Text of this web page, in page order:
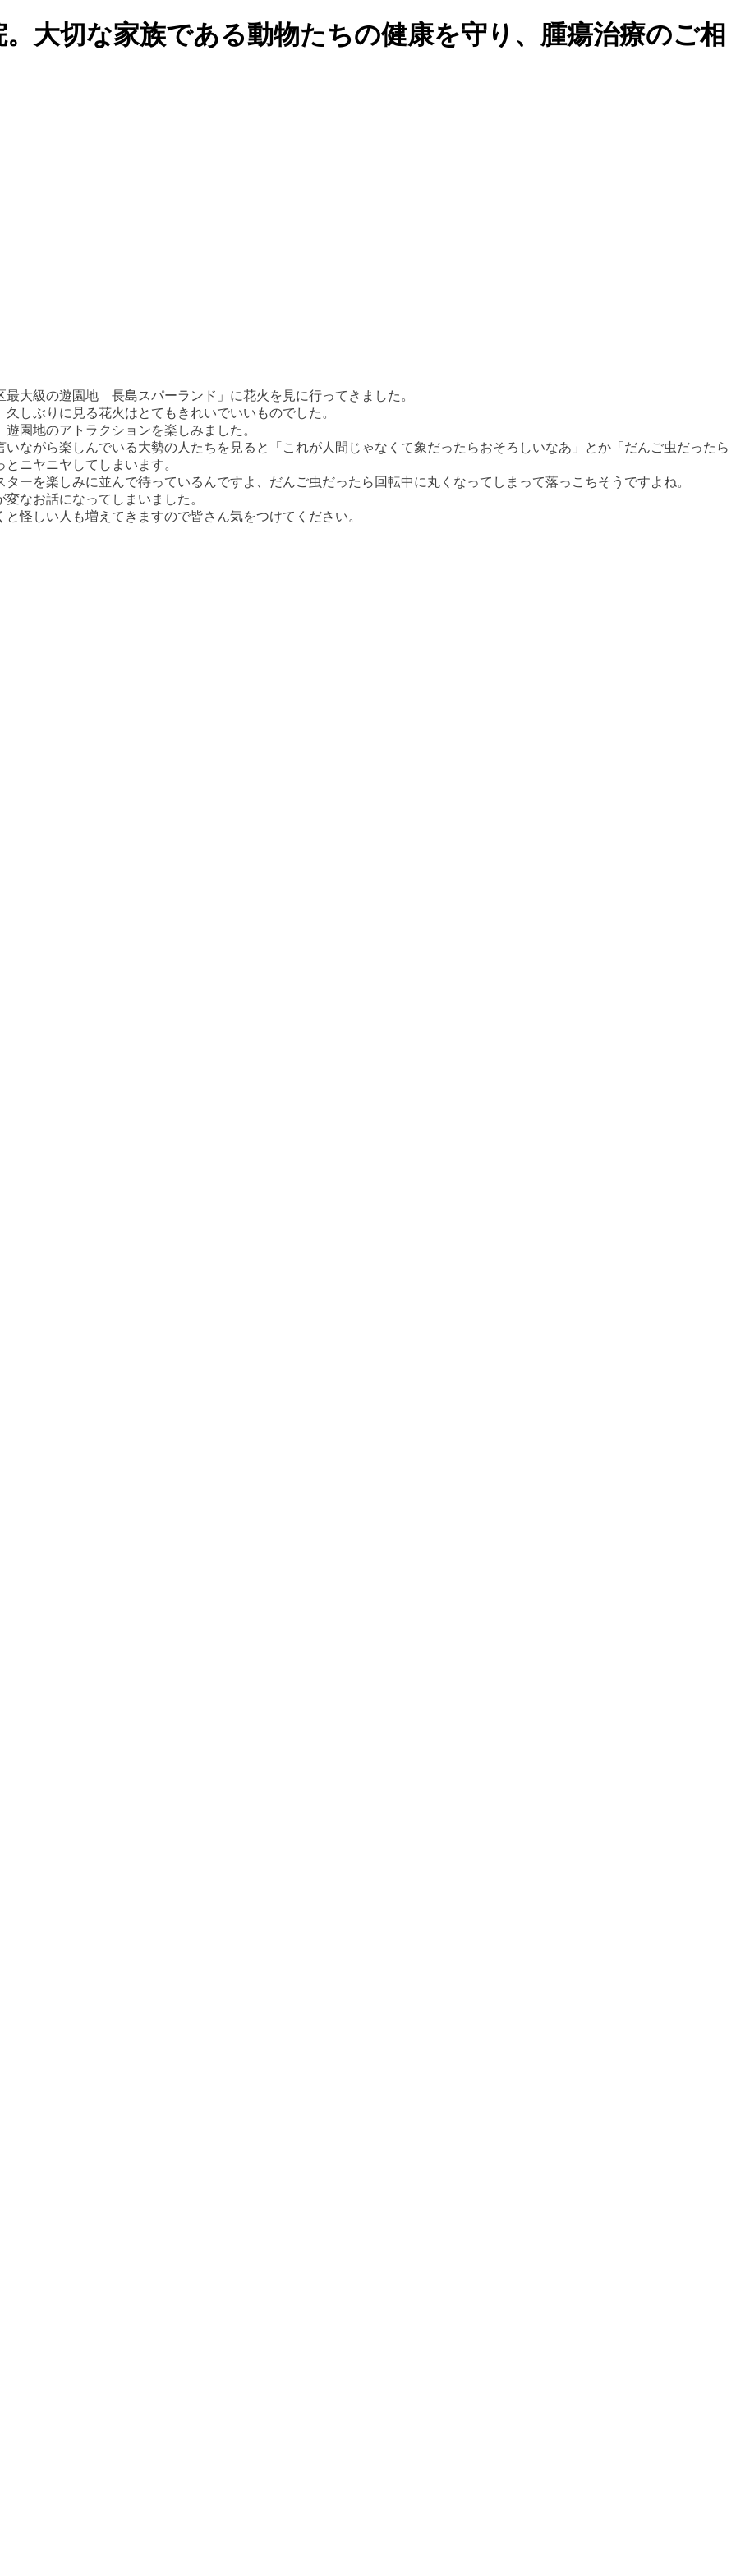
大切な家族である動物たちの健康を守り、腫瘍治療のご相
大級の遊園地 長島スパーランド」に花火を見に行ってきました。
しぶりに見る花火はとてもきれいでいいものでした。
園地のアトラクションを楽しみました。
ながら楽しんでいる大勢の人たちを見ると「これが人間じゃなくて象だったらおそろしいなあ」とか「だんご虫だったら
ニヤニヤしてしまいます。
ーを楽しみに並んで待っているんですよ、だんご虫だったら回転中に丸くなってしまって落っこちそうですよね。
なお話になってしまいました。
怪しい人も増えてきますので皆さん気をつけてください。